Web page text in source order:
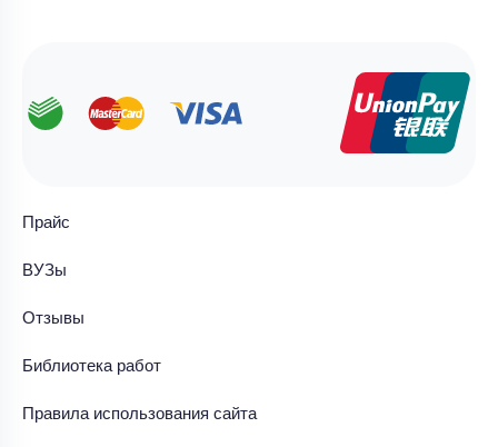
Прайс
ВУЗы
Отзывы
Библиотека работ
Правила использования сайта